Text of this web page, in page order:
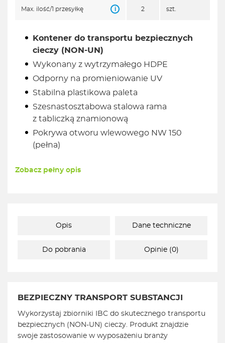
Max. ilość/1 przesyłkę i 2 szt.
Kontener do transportu bezpiecznych
cieczy (NON-UN)
Wykonany z wytrzymałego HDPE
Odporny na promieniowanie UV
Stabilna plastikowa paleta
Szesnastosztabowa stalowa rama
z tabliczką znamionową
Pokrywa otworu wlewowego NW 150
(pełna)
Zobacz pełny opis
Opis Dane techniczne
Do pobrania Opinie (0)
BEZPIECZNY TRANSPORT SUBSTANCJI
Wykorzystaj zbiorniki IBC do skutecznego transportu
bezpiecznych (NON-UN) cieczy. Produkt znajdzie
swoje zastosowanie w wyposażeniu branży